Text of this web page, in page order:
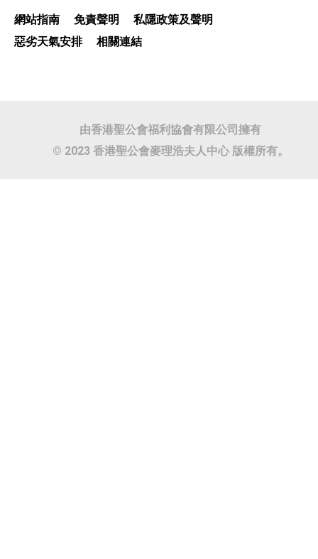
網站指南 免責聲明
私隱政策及聲明
惡劣天氣安排
相關連結
由香港聖公會福利協會有限公司擁有
© 2023 香港聖公會麥理浩夫人中心 版權所有。